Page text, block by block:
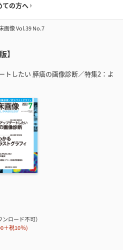
ての方へ
画像 Vol.39 No.7
】
トしたい 膵癌の画像診断／特集2：よ
ロード不可）
＋税10％)